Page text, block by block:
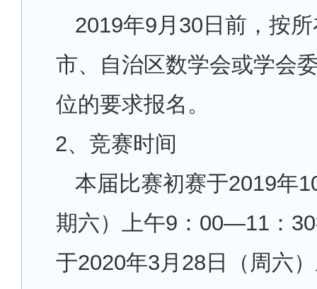
2019年9月30日前，按
市、自治区数学会或学会
位的要求报名。
2、竞赛时间
本届比赛初赛于2019年
期六）上午9：00—11：
于2020年3月28日（周六